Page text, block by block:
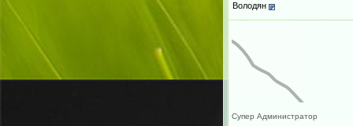
Володян
Супер Администратор